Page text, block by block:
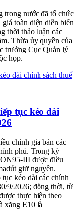
trong nước đã tổ chức
toàn diện diễn biến
thời thảo luận các
Thừa ủy quyền của
trưởng Cục Quản lý
họp.
tục kéo dài
chỉnh giá bán các
phủ. Trong kỳ
III được điều
giữ nguyên.
kéo dài các chính
9/2026; đồng thời, từ
thực hiện theo
xăng E10 là